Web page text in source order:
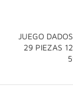
JUEGO
29 PIEZAS